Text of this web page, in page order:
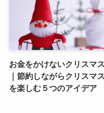
お金をかけないクリスマス
｜節約しながらクリスマス
を楽しむ５つのアイデア